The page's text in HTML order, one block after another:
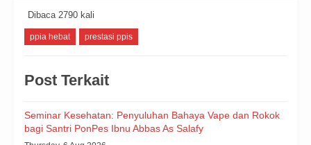
Dibaca 2790 kali
ppia hebat prestasi ppis
Post Terkait
Seminar Kesehatan: Penyuluhan Bahaya Vape dan Rokok
bagi Santri PonPes Ibnu Abbas As Salafy